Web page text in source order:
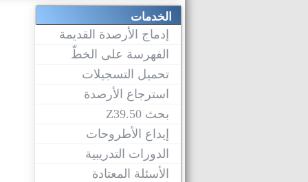
ما هو CCDZ ؟
إحصائيات البحث عن
البحث عن مكتبة
أرشيف البحث
الخدمات
إدماج الأرصدة القديمة
الفهرسة على الخطّ
تحميل التسجيلات
استرجاع الأرصدة
بحث Z39.50
إيداع الأطروحات
الدورات التدريبية
الأسئلة المعتادة